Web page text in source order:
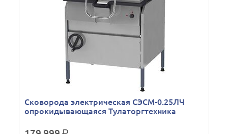
Сковорода электрическая СЭСМ-0.25ЛЧ
опрокидывающаяся Тулаторгтехника